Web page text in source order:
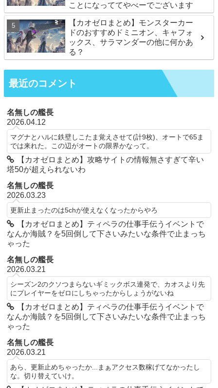
ことになっててやべーでございます
【カオゼロまとめ】モンスターカー
ドのおすすめドミニオン、キャフォ
ックス、サラマンダーの他に何かあ
る？
最近のコメント
名無しの艦長
2026.04.12
マグナとハルに鉄壁しこたま覚えさせて(計9枚)、オートで65ま
では来れた。この辺がオートの限界かなって。
【カオゼロまとめ】攻略サイトの情報無さすぎて辛い
塔50が超えられないわ
名無しの艦長
2026.03.23
更新止まったのは5chが使えなくなったからやろ
【カオゼロまとめ】ティペラの仕事手伝うイベントで
なんか海賊？を5回倒して下さいみたいな条件で止まっち
ゃった
名無しの艦長
2026.03.21
シーズン2のクソつまらないギミックボス連発で、カオスより先
にプレイヤーをゼロにしちゃったからしょうがないね
【カオゼロまとめ】ティペラの仕事手伝うイベントで
なんか海賊？を5回倒して下さいみたいな条件で止まっち
ゃった
名無しの艦長
2026.03.21
あら、更新止めちゃったか...まぁアクセス数稼げてなかったし
な。切り替えていけ。